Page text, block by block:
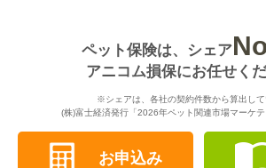
ペット保険は、シェア
アニコム損保にお任せくだ
※シェアは、各社の契約件数から算出して
(株)富士経済発行「2026年ペット関連市場マーケ
お申込み